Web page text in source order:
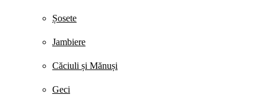
Șosete
Jambiere
Căciuli și Mănuși
Geci